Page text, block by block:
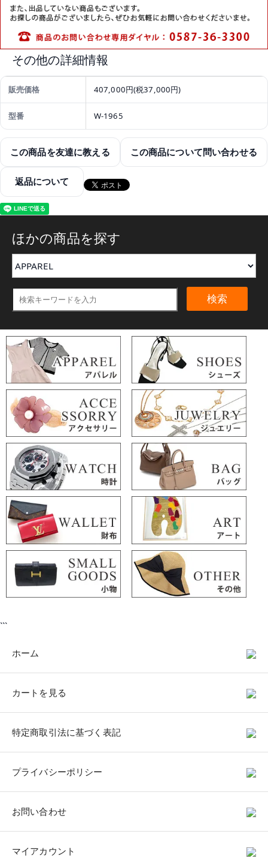
その他の詳細情報
販売価格 407,000円(税37,000円)
型番 W-1965
この商品を友達に教える この商品について問い合わせる
返品について
ほかの商品を探す
検索
```
ホーム
カートを見る
特定商取引法に基づく表記
プライバシーポリシー
お問い合わせ
マイアカウント